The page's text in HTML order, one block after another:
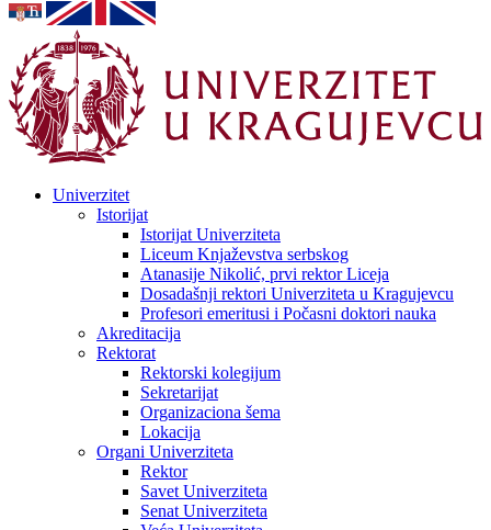
Univerzitet
Istorijat
Istorijat Univerziteta
Liceum Knjaževstva serbskog
Atanasije Nikolić, prvi rektor Liceja
Dosadašnji rektori Univerziteta u Kragujevcu
Profesori emeritusi i Počasni doktori nauka
Akreditacija
Rektorat
Rektorski kolegijum
Sekretarijat
Organizaciona šema
Lokacija
Organi Univerziteta
Rektor
Savet Univerziteta
Senat Univerziteta